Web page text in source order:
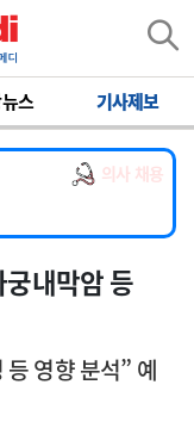
스 기사제보
의사 채용
사 채용
약직 의사 공개채용
집
사 채용
내막암 등
영향 분석” 예